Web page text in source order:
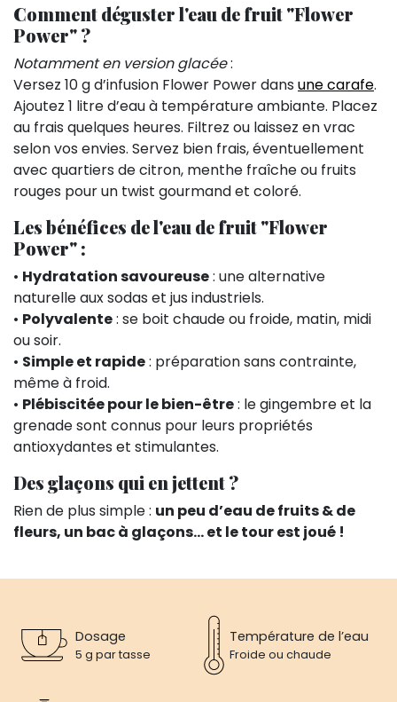
Comment déguster l'eau de fruit "Flower
Power" ?
Notamment en version glacée:
Versez 10 g d’infusion Flower Power dans une carafe.
Ajoutez 1 litre d’eau à température ambiante. Placez
au frais quelques heures. Filtrez ou laissez en vrac
selon vos envies. Servez bien frais, éventuellement
avec quartiers de citron, menthe fraîche ou fruits
rouges pour un twist gourmand et coloré.
Les bénéfices de l'eau de fruit "Flower
Power" :
• Hydratation savoureuse: une alternative
naturelle aux sodas et jus industriels.
• Polyvalente: se boit chaude ou froide, matin, midi
ou soir.
• Simple et rapide: préparation sans contrainte,
même à froid.
• Plébiscitée pour le bien-être: le gingembre et la
grenade sont connus pour leurs propriétés
antioxydantes et stimulantes.
Des glaçons qui en jettent ?
Rien de plus simple : un peu d’eau de fruits & de
fleurs, un bac à glaçons… et le tour est joué !
Dosage
5 g par tasse
Température de l’eau
Froide ou chaude